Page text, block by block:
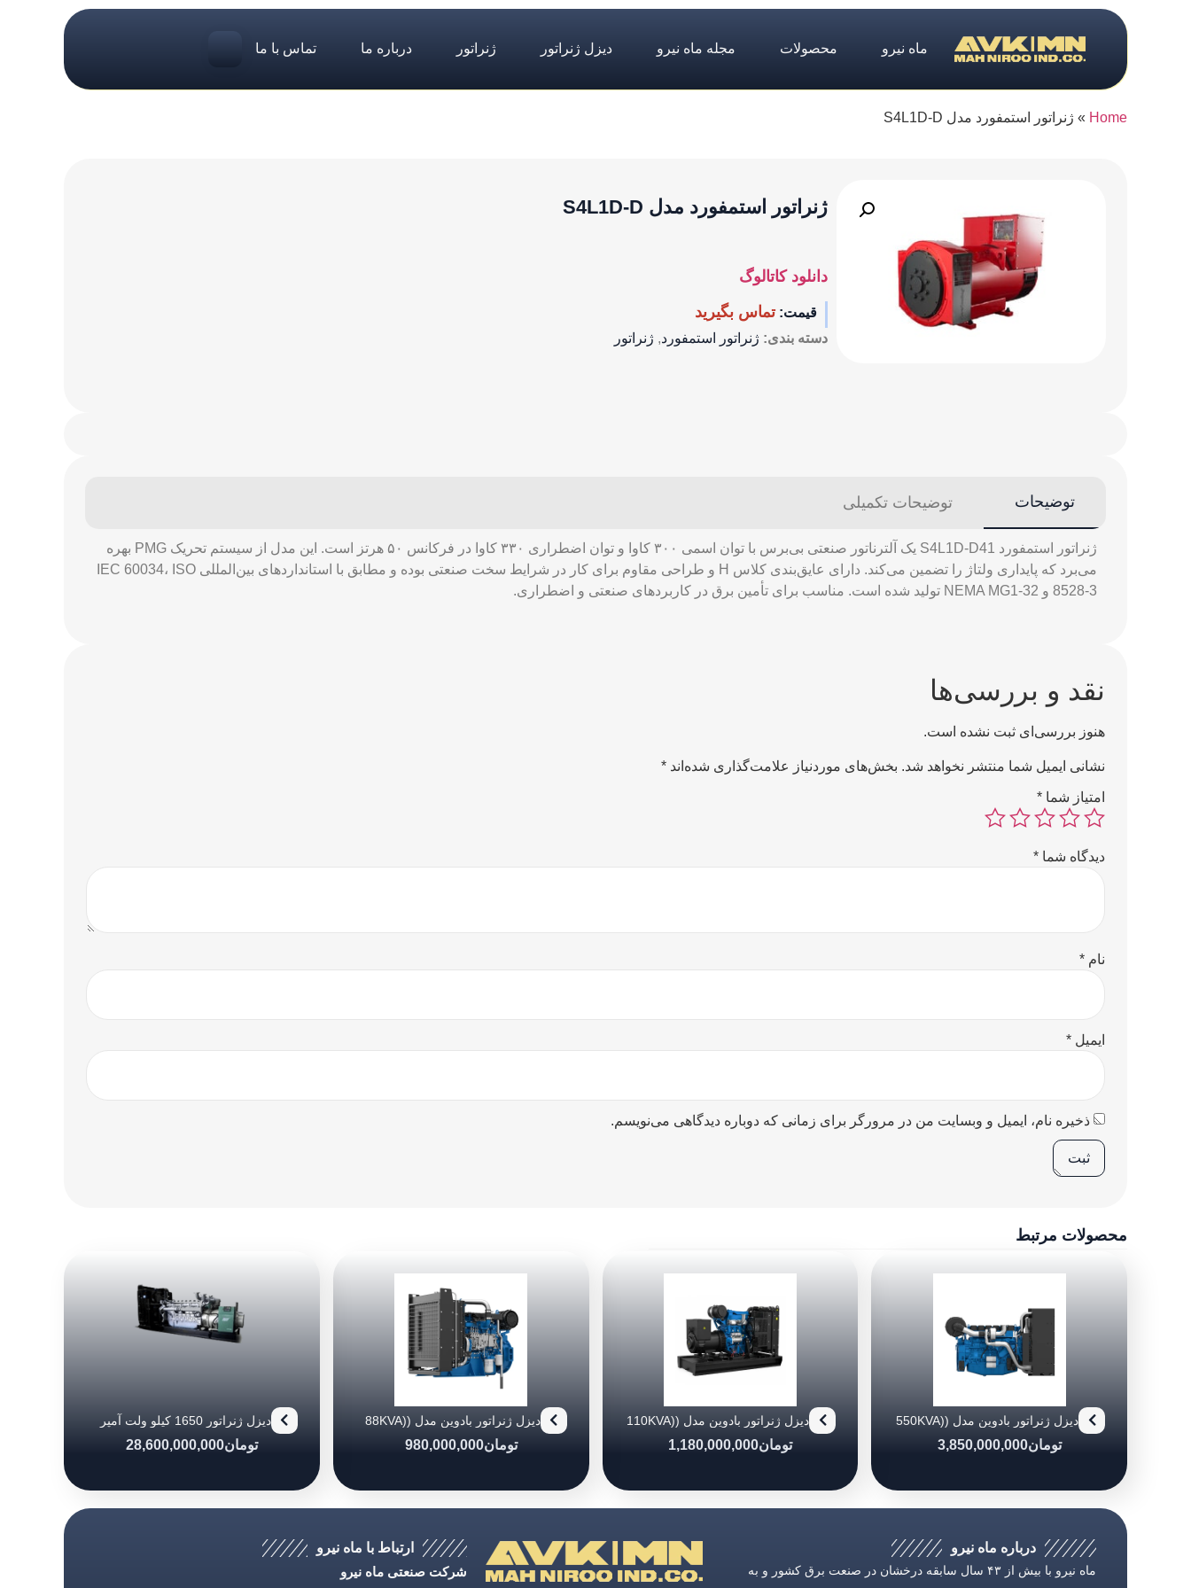
ماه نیرو محصولات مجله ماه نیرو دیزل ژنراتور ژنراتور درباره ما تماس با ما
Home
» ژنراتور استمفورد مدل S4L1D-D
ژنراتور استمفورد مدل S4L1D-D
دانلود کاتالوگ
قیمت: تماس بگیرید
دسته بندی: ژنراتور استمفورد, ژنراتور
توضیحات توضیحات تکمیلی
ژنراتور استمفورد S4L1D-D41 یک آلترناتور صنعتی بی‌برس با توان اسمی ۳۰۰ کاوا و توان اضطراری ۳۳۰ کاوا در فرکانس ۵۰ هرتز است. این مدل از سیستم تحریک PMG بهره
می‌برد که پایداری ولتاژ را تضمین می‌کند. دارای عایق‌بندی کلاس H و طراحی مقاوم برای کار در شرایط سخت صنعتی بوده و مطابق با استانداردهای بین‌المللی IEC 60034، ISO
8528-3 و NEMA MG1-32 تولید شده است. مناسب برای تأمین برق در کاربردهای صنعتی و اضطراری.
نقد و بررسی‌ها
هنوز بررسی‌ای ثبت نشده است.
نشانی ایمیل شما منتشر نخواهد شد. بخش‌های موردنیاز علامت‌گذاری شده‌اند *
امتیاز شما *
دیدگاه شما *
نام *
ایمیل *
ذخیره نام، ایمیل و وبسایت من در مرورگر برای زمانی که دوباره دیدگاهی می‌نویسم.
محصولات مرتبط
دیزل ژنراتور بادوین مدل (550KVA)
تومان3,850,000,000
دیزل ژنراتور بادوین مدل (110KVA)
تومان1,180,000,000
دیزل ژنراتور بادوین مدل (88KVA)
تومان980,000,000
دیزل ژنراتور 1650 کیلو ولت آمپر
تومان28,600,000,000
درباره ماه نیرو
ماه نیرو با بیش از ۴۳ سال سابقه درخشان در صنعت برق كشور و به
ارتباط با ماه نیرو
شرکت صنعتی ماه نیرو